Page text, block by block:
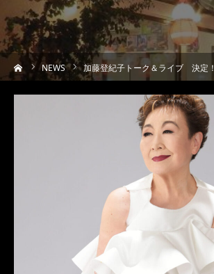
NEWS 加藤登紀子トーク＆ライブ 決定！